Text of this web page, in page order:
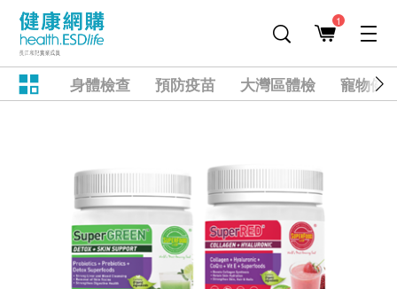
1
身體檢查 預防疫苗 大灣區體檢 寵物健